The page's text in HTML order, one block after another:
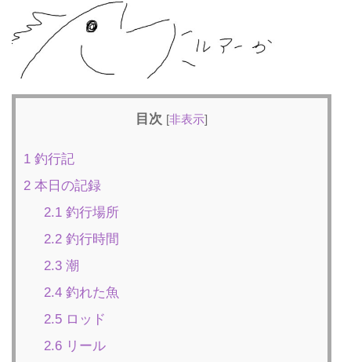
目次 [非表示]
1 釣行記
2 本日の記録
2.1釣行場所
2.2釣行時間
2.3潮
2.4釣れた魚
2.5ロッド
2.6リール